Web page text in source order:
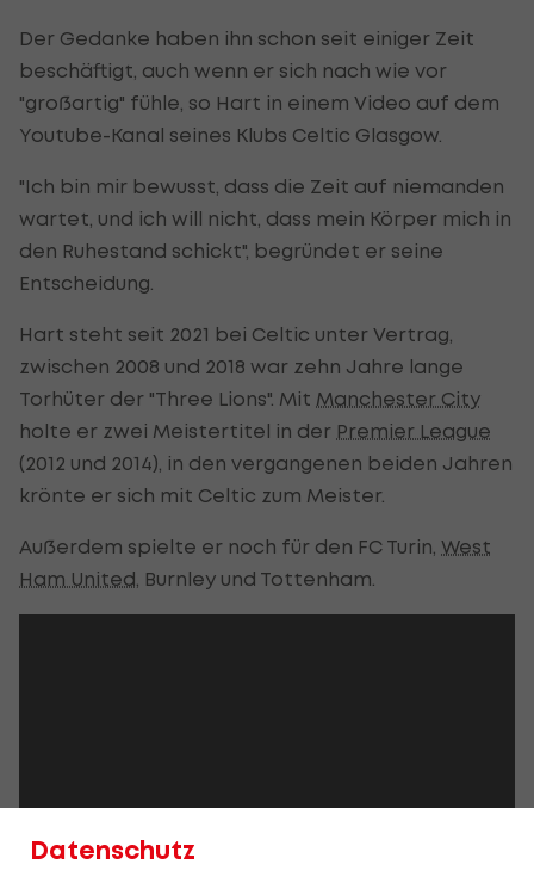
Der Gedanke haben ihn schon seit einiger Zeit
beschäftigt, auch wenn er sich nach wie vor
"großartig" fühle, so Hart in einem Video auf dem
Youtube-Kanal seines Klubs Celtic Glasgow.
"Ich bin mir bewusst, dass die Zeit auf niemanden
wartet, und ich will nicht, dass mein Körper mich in
den Ruhestand schickt", begründet er seine
Entscheidung.
Hart steht seit 2021 bei Celtic unter Vertrag,
zwischen 2008 und 2018 war zehn Jahre lange
Torhüter der "Three Lions". Mit Manchester City
holte er zwei Meistertitel in der Premier League
(2012 und 2014), in den vergangenen beiden Jahren
krönte er sich mit Celtic zum Meister.
Außerdem spielte er noch für den FC Turin, West
Ham United , Burnley und Tottenham.
Datenschutz